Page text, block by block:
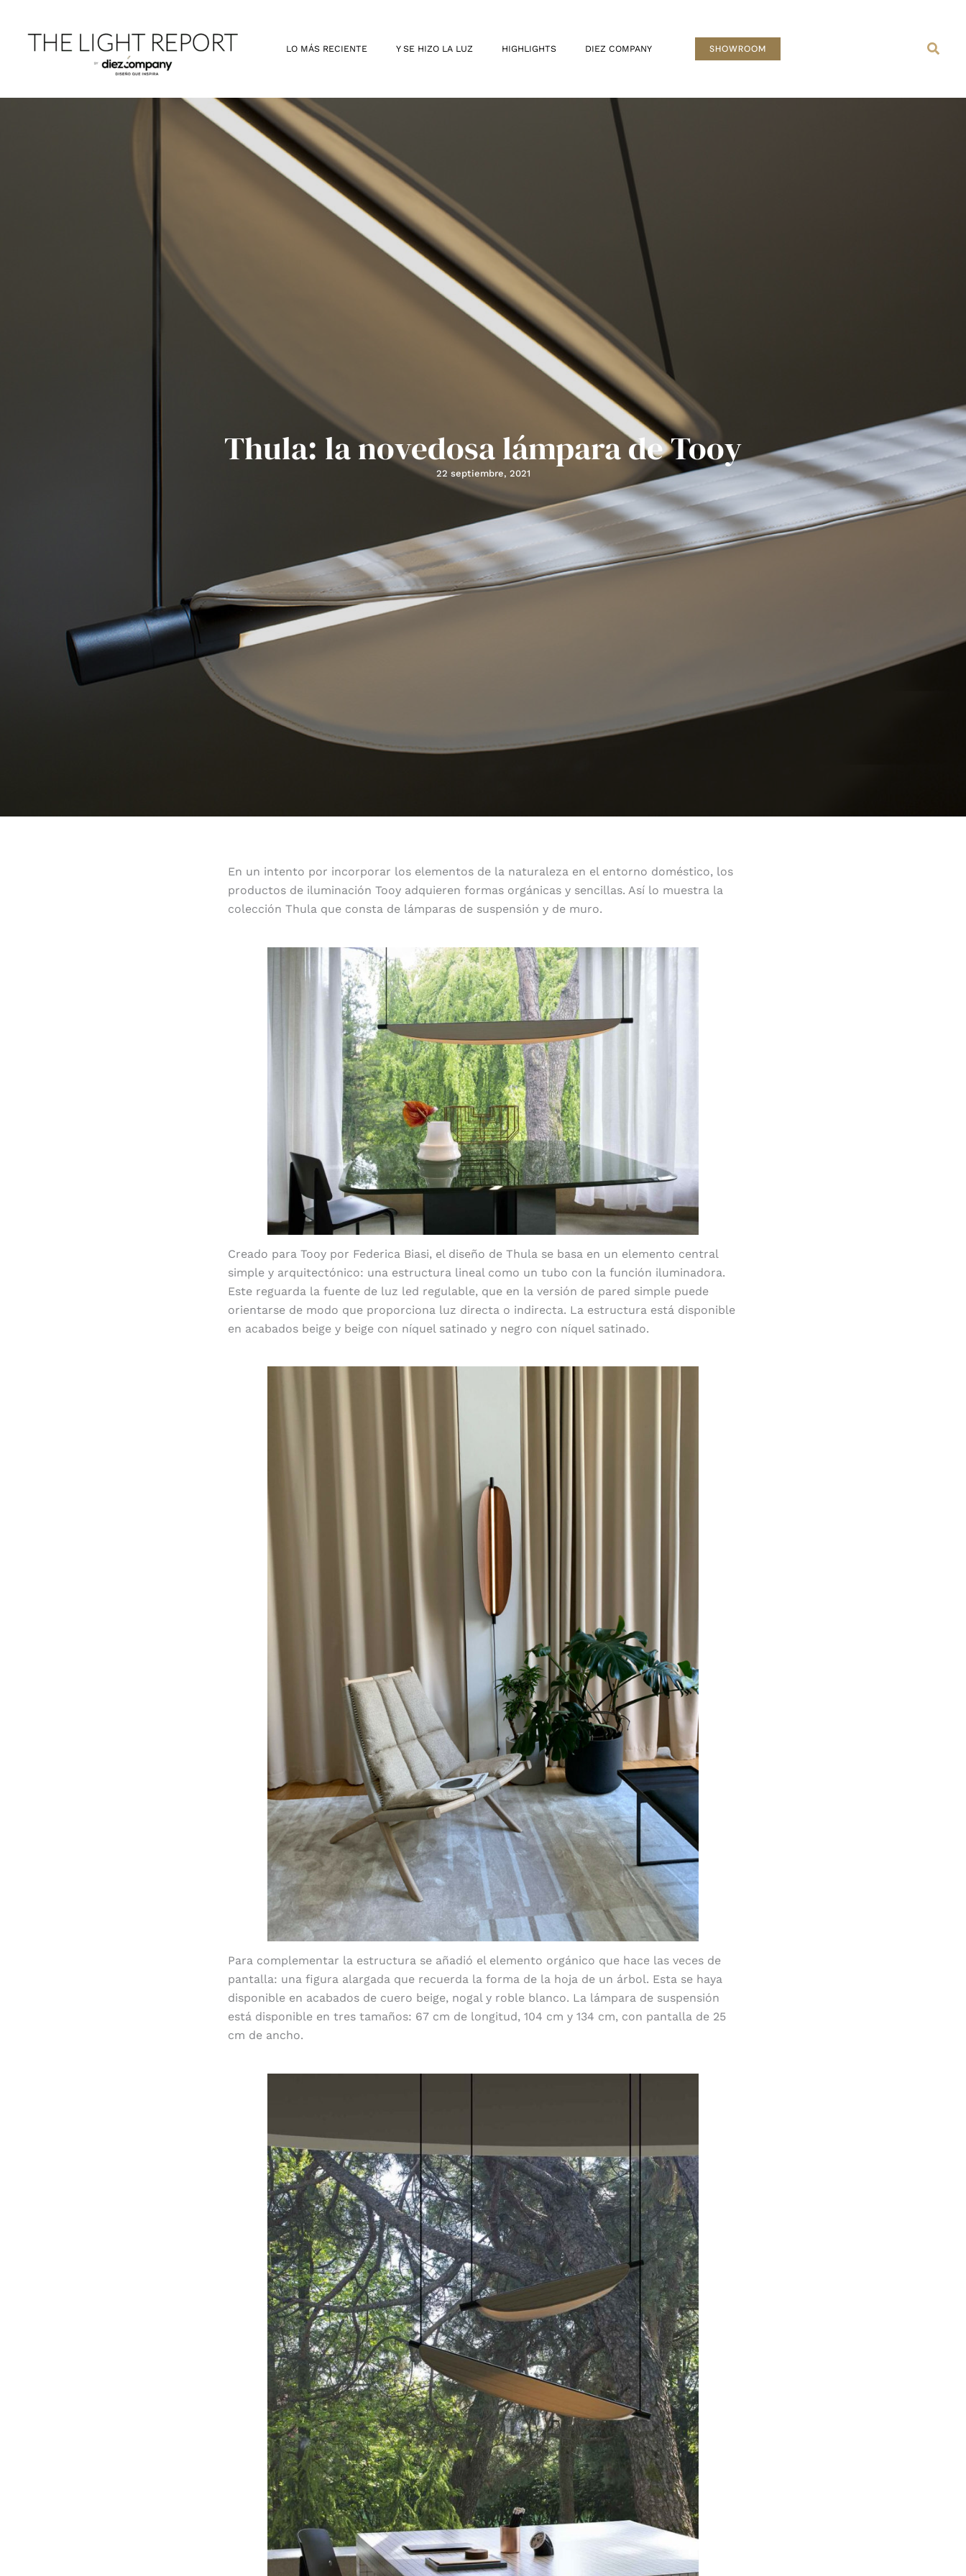
contenido
LO MÁS RECIENTE Y SE HIZO LA LUZ HIGHLIGHTS DIEZ COMPANY SHOWROOM
Thula: la novedosa lámpara de Tooy
22 septiembre, 2021
En un intento por incorporar los elementos de la naturaleza en el entorno doméstico, los
productos de iluminación Tooy adquieren formas orgánicas y sencillas. Así lo muestra la
colección Thula que consta de lámparas de suspensión y de muro.
Creado para Tooy por Federica Biasi, el diseño de Thula se basa en un elemento central
simple y arquitectónico: una estructura lineal como un tubo con la función iluminadora.
Este reguarda la fuente de luz led regulable, que en la versión de pared simple puede
orientarse de modo que proporciona luz directa o indirecta. La estructura está disponible
en acabados beige y beige con níquel satinado y negro con níquel satinado.
Para complementar la estructura se añadió el elemento orgánico que hace las veces de
pantalla: una figura alargada que recuerda la forma de la hoja de un árbol. Esta se haya
disponible en acabados de cuero beige, nogal y roble blanco. La lámpara de suspensión
está disponible en tres tamaños: 67 cm de longitud, 104 cm y 134 cm, con pantalla de 25
cm de ancho.